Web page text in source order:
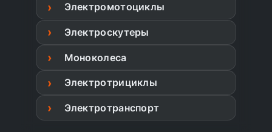
Электромотоциклы
Электроскутеры
Моноколеса
Электротрициклы
Электротранспорт